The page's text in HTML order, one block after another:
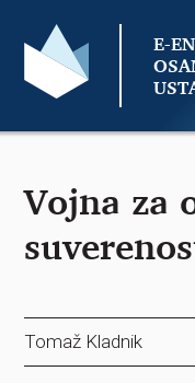
E-
Vojna za
Tomaž Kladnik